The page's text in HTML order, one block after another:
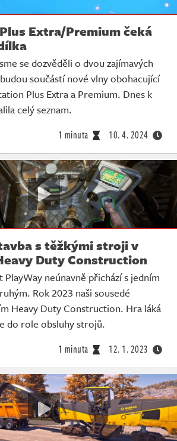
Extra/Premium čeká
se dozvěděli o dvou zajímavých
součástí nové vlny obohacující
Plus Extra a Premium. Dnes k
celý seznam.
1 minuta 10. 4. 2024
s těžkými stroji v
Duty Construction
PlayWay neúnavně přichází s jedním
Rok 2023 naši sousedé
Heavy Duty Construction. Hra láká
do role obsluhy strojů.
1 minuta 12. 1. 2023